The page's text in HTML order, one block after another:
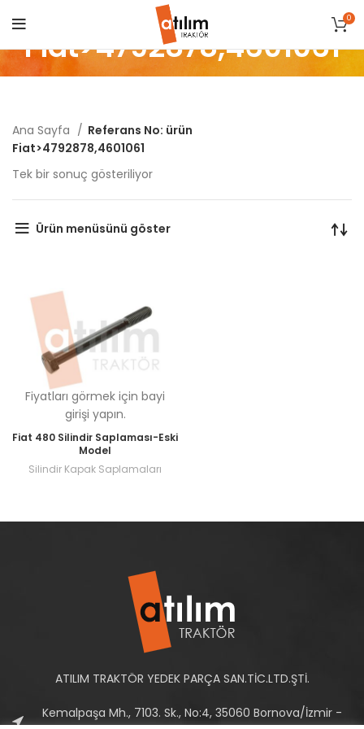
0
Fiat>4792878,4601061
Ana Sayfa
Referans No: ürün
Fiat>4792878,4601061
Tek bir sonuç gösteriliyor
Ürün menüsünü göster
Fiyatları görmek için bayi
girişi yapın.
Fiat 480 Silindir Saplaması-Eski
Model
Silindir Kapak Saplamaları
ATILIM TRAKTÖR YEDEK PARÇA SAN.TİC.LTD.ŞTİ.
Kemalpaşa Mh., 7103. Sk., No:4, 35060 Bornova/İzmir -